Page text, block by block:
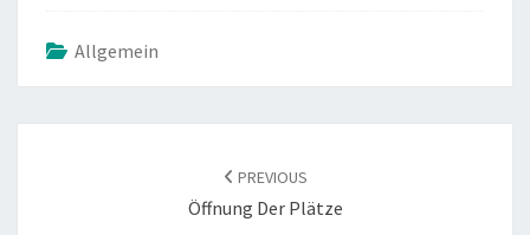
Allgemein
PREVIOUS
Öffnung Der Plätze